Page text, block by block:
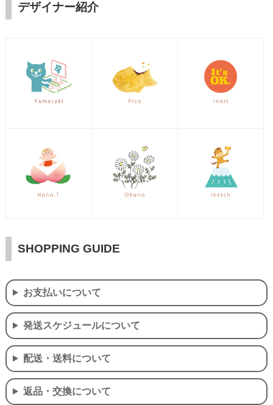
デザイナー紹介
SHOPPING GUIDE
お支払いについて
発送スケジュールについて
配送・送料について
返品・交換について